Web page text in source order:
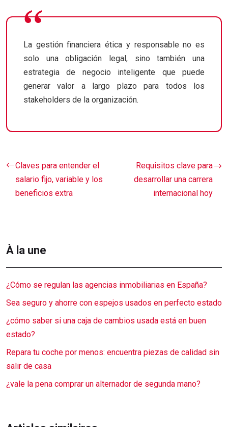
La gestión financiera ética y responsable no es
solo una obligación legal, sino también una
estrategia de negocio inteligente que puede
generar valor a largo plazo para todos los
stakeholders de la organización.
Claves para entender el
salario fijo, variable y los
beneficios extra
Requisitos clave para
desarrollar una carrera
internacional hoy
À la une
¿Cómo se regulan las agencias inmobiliarias en España?
Sea seguro y ahorre con espejos usados en perfecto estado
¿cómo saber si una caja de cambios usada está en buen
estado?
Repara tu coche por menos: encuentra piezas de calidad sin
salir de casa
¿vale la pena comprar un alternador de segunda mano?